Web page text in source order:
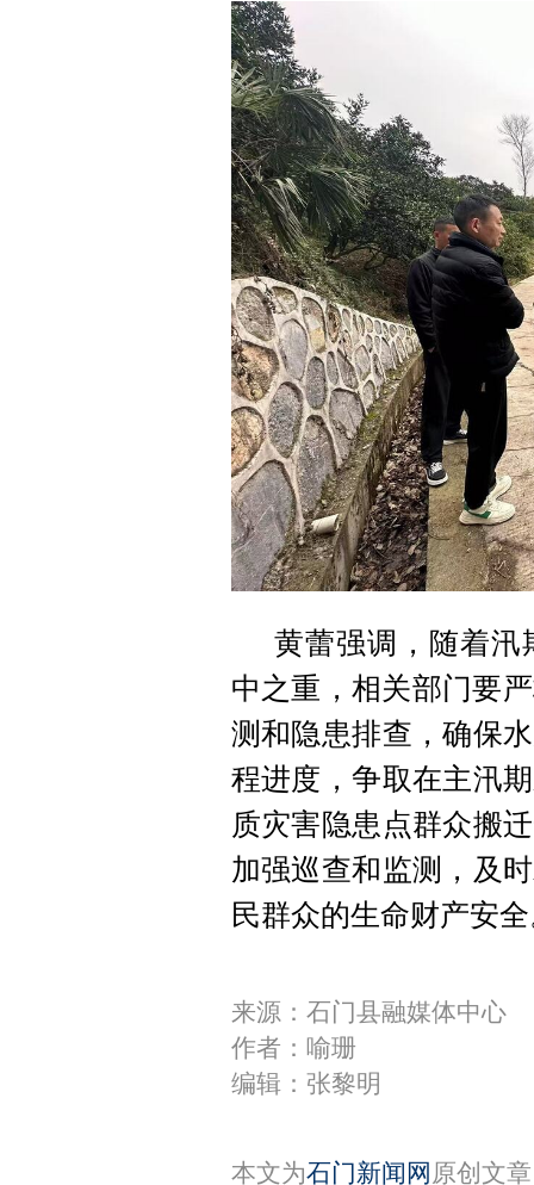
黄蕾强调，随着汛
中之重，相关部门要
测和隐患排查，确保
程进度，争取在主汛
质灾害隐患点群众搬
加强巡查和监测，及
民群众的生命财产安
来源：石门县融媒体中心
作者：喻珊
编辑：张黎明
本文为石门新闻网 原创文